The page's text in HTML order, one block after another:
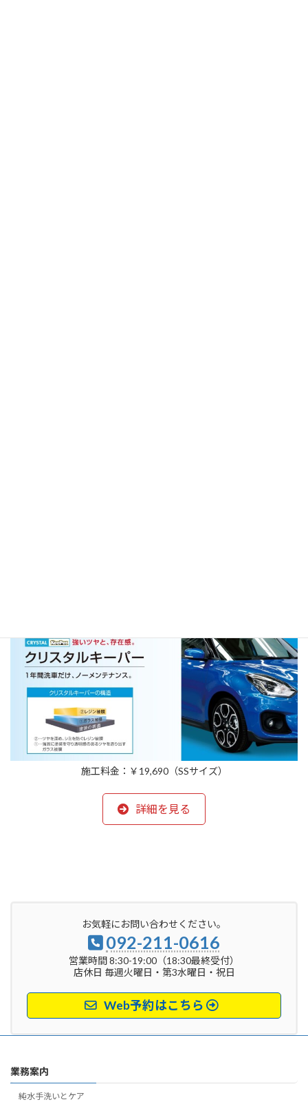
施工料金：￥19,690（SSサイズ）
詳細を見る
お気軽にお問い合わせください。
092-211-0616
営業時間 8:30-19:00（18:30最終受付）
店休日 毎週火曜日・第3水曜日・祝日
Web予約はこちら
業務案内
純水手洗いとケア